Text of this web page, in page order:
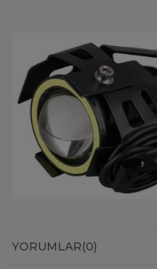
YORUMLAR(0)